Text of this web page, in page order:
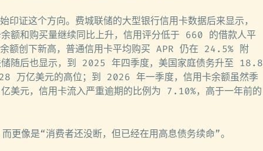
印证这个方向。费城联储的大型银行信用卡数据后来显示，
额和购买量继续同比上升，信用评分低于 660 的借款人平
额创下新高，普通信用卡平均购买 APR 仍在 24.5% 附
随后也显示，到 2025 年四季度，美国家庭债务升至 18.8
万亿美元的高位；到 2026 年一季度，信用卡余额虽然季
美元，信用卡流入严重逾期的比例为 7.10%，高于一年前的
更像是“消费者还没断，但已经在用高息债务续命”。